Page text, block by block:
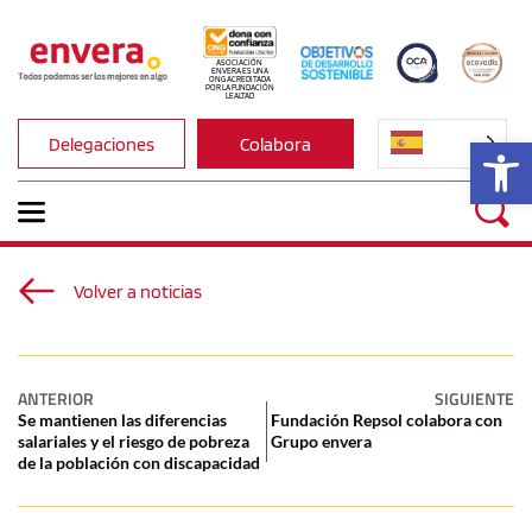
ASOCIACIÓN
ENVERA ES UNA
ONG ACREDITADA
POR LA FUNDACIÓN
LEALTAD
Delegaciones Colabora
Volver a noticias
ANTERIOR SIGUIENTE
Se mantienen las diferencias
salariales y el riesgo de pobreza
de la población con discapacidad
Fundación Repsol colabora con
Grupo envera